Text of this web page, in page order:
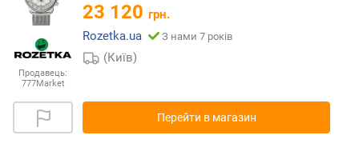
Продавець:
777Market
23 120 грн.
Rozetka.ua
З нами 7 років
(Київ)
Перейти в магазин